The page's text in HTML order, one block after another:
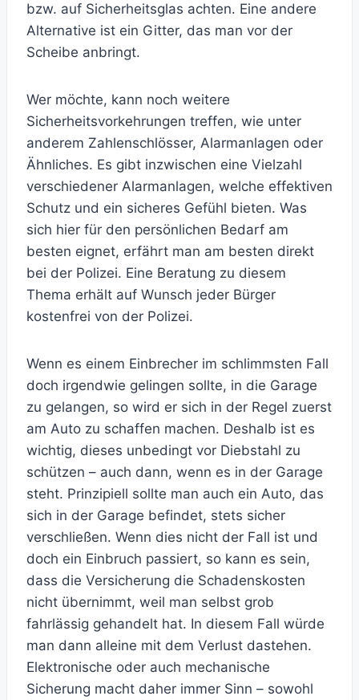
bzw. auf Sicherheitsglas achten. Eine andere
Alternative ist ein Gitter, das man vor der
Scheibe anbringt.
Wer möchte, kann noch weitere
Sicherheitsvorkehrungen treffen, wie unter
anderem Zahlenschlösser, Alarmanlagen oder
Ähnliches. Es gibt inzwischen eine Vielzahl
verschiedener Alarmanlagen, welche effektiven
Schutz und ein sicheres Gefühl bieten. Was
sich hier für den persönlichen Bedarf am
besten eignet, erfährt man am besten direkt
bei der Polizei. Eine Beratung zu diesem
Thema erhält auf Wunsch jeder Bürger
kostenfrei von der Polizei.
Wenn es einem Einbrecher im schlimmsten Fall
doch irgendwie gelingen sollte, in die Garage
zu gelangen, so wird er sich in der Regel zuerst
am Auto zu schaffen machen. Deshalb ist es
wichtig, dieses unbedingt vor Diebstahl zu
schützen – auch dann, wenn es in der Garage
steht. Prinzipiell sollte man auch ein Auto, das
sich in der Garage befindet, stets sicher
verschließen. Wenn dies nicht der Fall ist und
doch ein Einbruch passiert, so kann es sein,
dass die Versicherung die Schadenskosten
nicht übernimmt, weil man selbst grob
fahrlässig gehandelt hat. In diesem Fall würde
man dann alleine mit dem Verlust dastehen.
Elektronische oder auch mechanische
Sicherung macht daher immer Sinn – sowohl